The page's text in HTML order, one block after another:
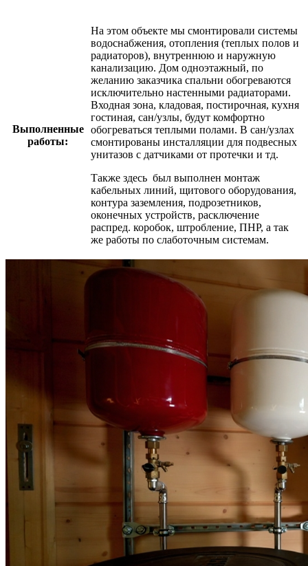
Выполненные
работы:
На этом объекте мы смонтировали системы
водоснабжения, отопления (теплых полов и
радиаторов), внутреннюю и наружную
канализацию. Дом одноэтажный, по
желанию заказчика спальни обогреваются
исключительно настенными радиаторами.
Входная зона, кладовая, постирочная, кухня
гостиная, сан/узлы, будут комфортно
обогреваться теплыми полами. В сан/узлах
смонтированы инсталляции для подвесных
унитазов с датчиками от протечки и тд.
Также здесь был выполнен монтаж
кабельных линий, щитового оборудования,
контура заземления, подрозетников,
оконечных устройств, расключение
распред. коробок, штробление, ПНР, а так
же работы по слаботочным системам.